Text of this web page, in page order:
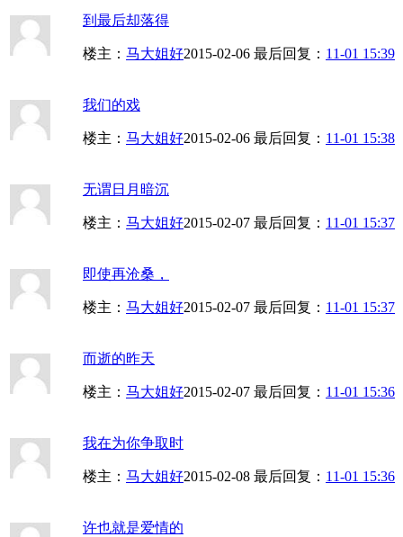
到最后却落得
楼主： 马大姐好2015-02-06 最后回复： 11-01 15:39
我们的戏
楼主： 马大姐好2015-02-06 最后回复： 11-01 15:38
无谓日月暗沉
楼主： 马大姐好2015-02-07 最后回复： 11-01 15:37
即使再沧桑，
楼主： 马大姐好2015-02-07 最后回复： 11-01 15:37
而逝的昨天
楼主： 马大姐好2015-02-07 最后回复： 11-01 15:36
我在为你争取时
楼主： 马大姐好2015-02-08 最后回复： 11-01 15:36
许也就是爱情的